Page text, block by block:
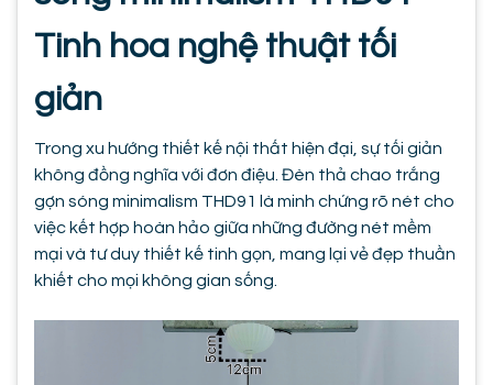
Tinh hoa nghệ thuật tối
giản
Trong xu hướng thiết kế nội thất hiện đại, sự tối giản
không đồng nghĩa với đơn điệu. Đèn thả chao trắng
gợn sóng minimalism THD91 là minh chứng rõ nét cho
việc kết hợp hoàn hảo giữa những đường nét mềm
mại và tư duy thiết kế tinh gọn, mang lại vẻ đẹp thuần
khiết cho mọi không gian sống.